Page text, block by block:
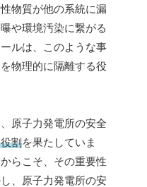
物質が他の系統に漏
や環境汚染に繋がる
ルは、このような事
物理的に隔離する役
原子力発電所の安全
割を果たしていま
らこそ、その重要性
、原子力発電所の安